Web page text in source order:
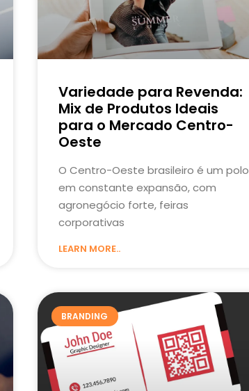
Variedade para Revenda:
Mix de Produtos Ideais
para o Mercado Centro-
Oeste
O Centro-Oeste brasileiro é um polo
em constante expansão, com
agronegócio forte, feiras
corporativas
LEARN MORE..
BRANDING